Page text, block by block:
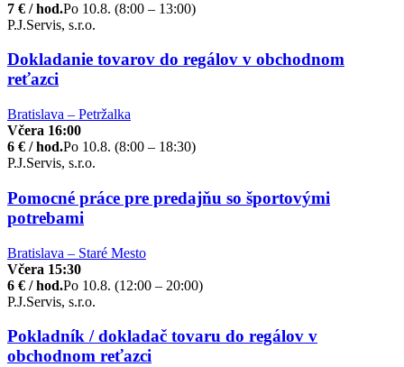
7 € / hod.Po 10.8. (8:00 – 13:00)
P.J.Servis, s.r.o.
Dokladanie tovarov do regálov v obchodnom
reťazci
Bratislava – Petržalka
Včera 16:00
6 € / hod.Po 10.8. (8:00 – 18:30)
P.J.Servis, s.r.o.
Pomocné práce pre predajňu so športovými
potrebami
Bratislava – Staré Mesto
Včera 15:30
6 € / hod.Po 10.8. (12:00 – 20:00)
P.J.Servis, s.r.o.
Pokladník / dokladač tovaru do regálov v
obchodnom reťazci